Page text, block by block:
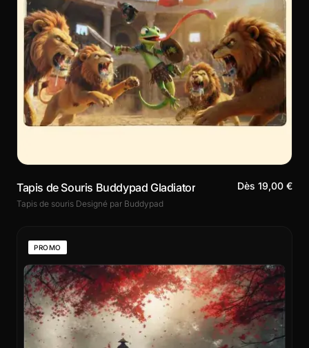
Tapis de Souris Buddypad Gladiator
Tapis de souris Designé par Buddypad
Dès 19,00 €
PROMO